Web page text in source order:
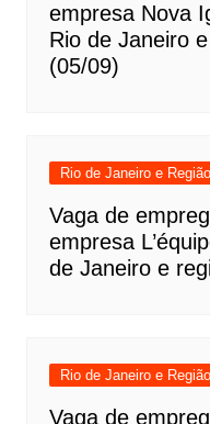
empresa Nova
Rio de Janeiro
(05/09)
Rio de Janeiro e
Vaga de
empresa
de Janeiro e
Rio de Janeiro e
Vaga de